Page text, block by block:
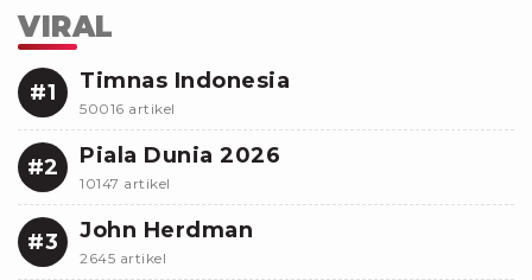
VIRAL
#1 Timnas Indonesia
50016 artikel
#2 Piala Dunia 2026
10147 artikel
#3 John Herdman
2645 artikel